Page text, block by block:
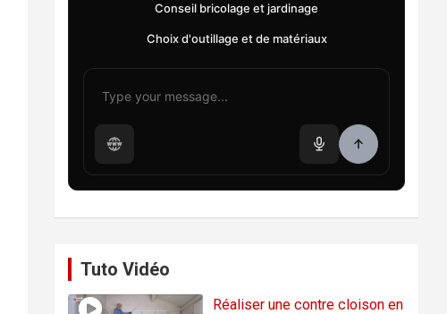
Conseil bricolage et jardinage
Choix d'outillage et de matériaux
Tuto Vidéo
Réaliser une contre cloison en